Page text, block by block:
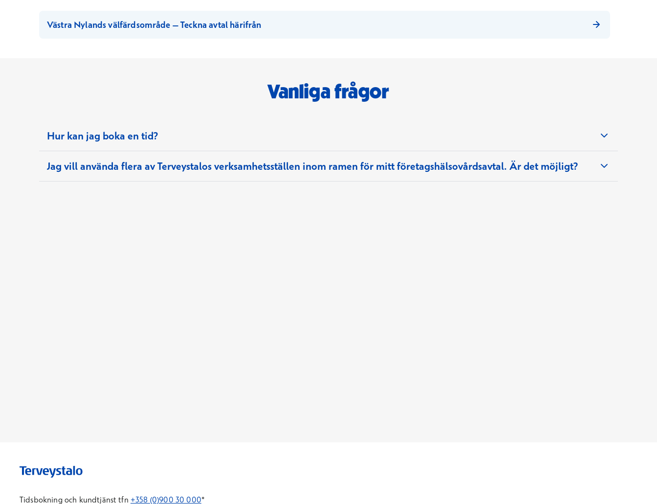
Västra Nylands välfärdsområde – Teckna avtal härifrån
Vanliga frågor
Hur kan jag boka en tid?
Jag vill använda flera av Terveystalos verksamhetsställen inom ramen för mitt företagshälsovårdsavtal. Är det möjligt?
Tidsbokning och kundtjänst tfn +358 (0)900 30 000*